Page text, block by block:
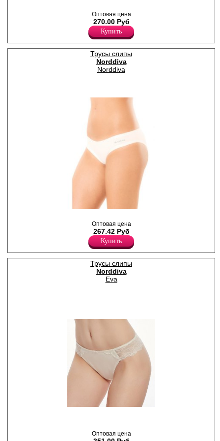
бантик, широкая эластичная
резинка.
Лайкра 5%
Хлопок 95%
Оптовая цена
270.00 Руб
Купить
Трусы слипы
Norddiva
Norddiva
однотонные.
Лайкра 5%
Хлопок 95%
Оптовая цена
267.42 Руб
Купить
Трусы слипы
Norddiva
Eva
Лайкра 5%Оптовая цена